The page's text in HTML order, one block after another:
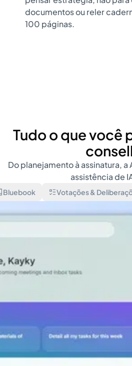
documentos ou reler
100 páginas.
Tudo o que você
Do planejamento à assinatura,
assistência de
Bluebook Votações &